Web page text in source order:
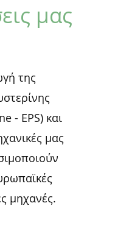
μας
της
- EPS) και
μας
μηχανές.